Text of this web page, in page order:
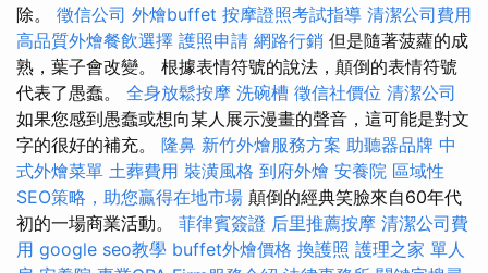
除。 徵信公司 外燴buffet 按摩證照考試指導 清潔公司費用
高品質外燴餐飲選擇 護照申請 網路行銷 但是隨著菠蘿的成
熟，葉子會改變。 根據表情符號的說法，顛倒的表情符號
代表了愚蠢。 全身放鬆按摩 洗碗槽 徵信社價位 清潔公司
如果您感到愚蠢或想向某人展示漫畫的聲音，這可能是對文
字的很好的補充。 隆鼻 新竹外燴服務方案 助聽器品牌 中
式外燴菜單 土葬費用 裝潢風格 到府外燴 安養院 區域性
SEO策略，助您贏得在地市場 顛倒的經典笑臉來自60年代
初的一場商業活動。 菲律賓簽證 后里推薦按摩 清潔公司費
用 google seo教學 buffet外燴價格 換護照 護理之家 單人